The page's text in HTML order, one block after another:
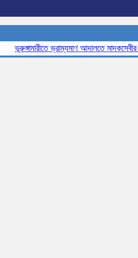
ভূরুঙ্গামারীতে ভ্রাম্যমাণ আদালতে মাদকসেবীর এক